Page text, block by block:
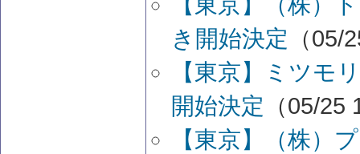
き開始決定 （05/
【東京】ミツモ
開始決定 （05/25
【東京】（株）